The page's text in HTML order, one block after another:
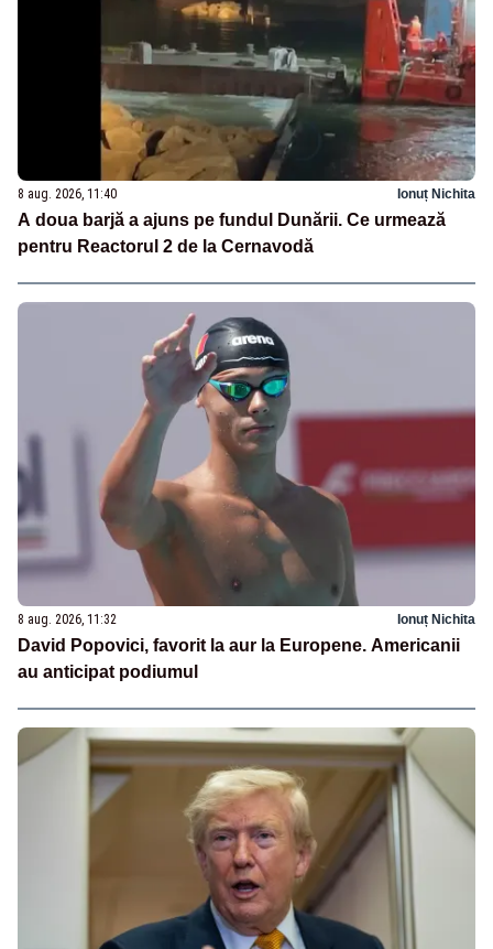
8 aug. 2026, 11:40 Ionuț Nichita
A doua barjă a ajuns pe fundul Dunării. Ce urmează
pentru Reactorul 2 de la Cernavodă
8 aug. 2026, 11:32 Ionuț Nichita
David Popovici, favorit la aur la Europene. Americanii
au anticipat podiumul